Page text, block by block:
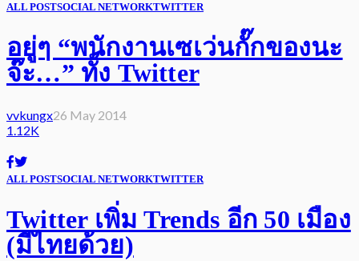
ALL POSTSOCIAL NETWORKTWITTER
อยู่ๆ “พนักงานเซเว่นกั๊กของนะ
จ๊ะ…” ทั้ง Twitter
vvkungx26 May 2014
1.12K
ALL POSTSOCIAL NETWORKTWITTER
Twitter เพิ่ม Trends อีก 50 เมือง
(มีไทยด้วย)